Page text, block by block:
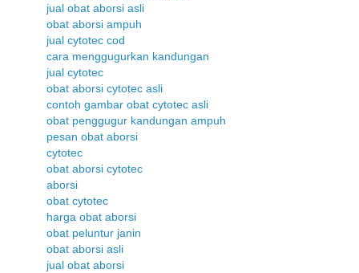
jual obat aborsi asli
obat aborsi ampuh
jual cytotec cod
cara menggugurkan kandungan
jual cytotec
obat aborsi cytotec asli
contoh gambar obat cytotec asli
obat penggugur kandungan ampuh
pesan obat aborsi
cytotec
obat aborsi cytotec
aborsi
obat cytotec
harga obat aborsi
obat peluntur janin
obat aborsi asli
jual obat aborsi